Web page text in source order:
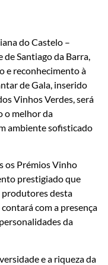
do Castelo –
Santiago da Barra,
e reconhecimento à
de Gala, inserido
Vinhos Verdes, será
o melhor da
ambiente sofisticado
os Prémios Vinho
prestigiado que
produtores desta
com a presença
da
e a riqueza da